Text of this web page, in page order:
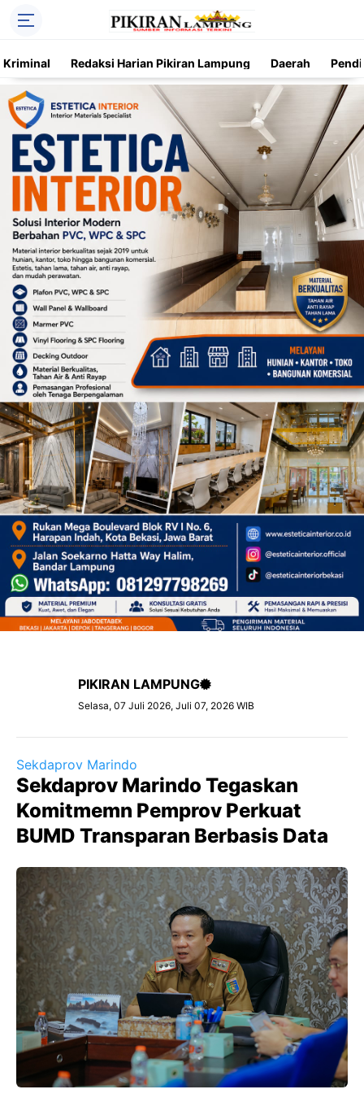
Kriminal Redaksi Harian Pikiran Lampung Daerah
Trending Kriminal Nasional
PIKIRAN LAMPUNG
Selasa, 07 Juli 2026, Juli 07, 2026 WIB
Sekdaprov Marindo
Sekdaprov Marindo Tegaskan
Komitmemn Pemprov Perkuat
BUMD Transparan Berbasis Data